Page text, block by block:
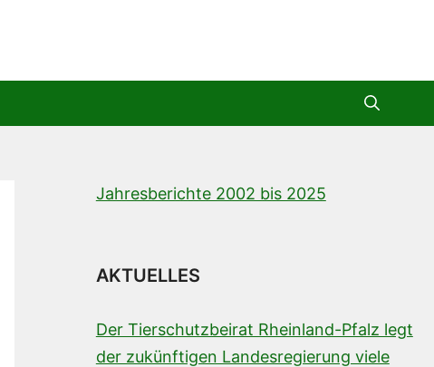
Jahresberichte 2002 bis 2025
AKTUELLES
Der Tierschutzbeirat Rheinland-Pfalz legt
der zukünftigen Landesregierung viele